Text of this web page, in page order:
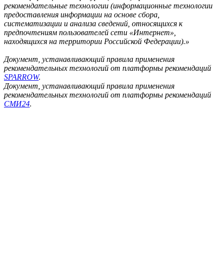
рекомендательные технологии (информационные технологии
предоставления информации на основе сбора,
систематизации и анализа сведений, относящихся к
предпочтениям пользователей сети «Интернет»,
находящихся на территории Российской Федерации).»
Документ, устанавливающий правила применения
рекомендательных технологий от платформы рекомендаций
SPARROW.
Документ, устанавливающий правила применения
рекомендательных технологий от платформы рекомендаций
СМИ24.